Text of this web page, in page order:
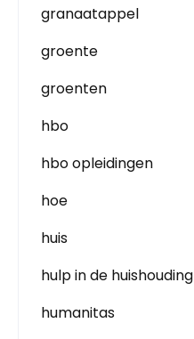
granaatappel
groente
groenten
hbo
hbo opleidingen
hoe
huis
hulp in de huishouding
humanitas